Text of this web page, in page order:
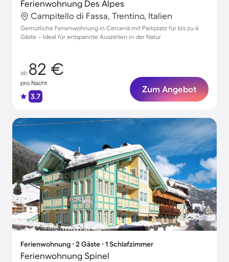
Ferienwohnung Des Alpes
Campitello di Fassa, Trentino, Italien
Gemütliche Ferienwohnung in Cercenà mit Parkplatz für bis zu 4
Gäste – Ideal für entspannte Auszeiten in der Natur
ab 82 €
pro Nacht
3.7
Zum Angebot
Ferienwohnung ∙ 2 Gäste ∙ 1 Schlafzimmer
Ferienwohnung Spinel